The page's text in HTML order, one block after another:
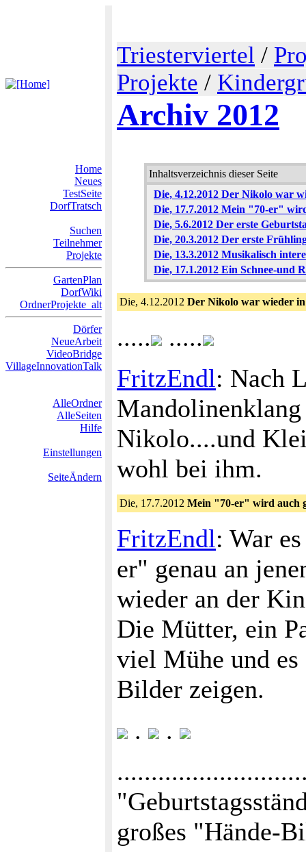
Triesterviertel /
Projekte /
Archiv 2012
Home
Neues
TestSeite
DorfTratsch
Suchen
Teilnehmer
Projekte
GartenPlan
DorfWiki
OrdnerProjekte_alt
Dörfer
NeueArbeit
VideoBridge
VillageInnovationTalk
AlleOrdner
AlleSeiten
Hilfe
Einstellungen
SeiteÄndern
Inhaltsverzeichnis dieser Seite
Die, 4.12.2012 Der Nikolo war
Die, 17.7.2012 Mein "70-er"
Die, 5.6.2012 Der erste
Die, 20.3.2012 Der erste
Die, 13.3.2012 Musikalisch
Die, 17.1.2012 Ein Schnee-
Die, 4.12.2012 Der Nikolo war wieder
.....
.....
FritzEndl: Nach
Mandolinenklang
Nikolo....und
wohl bei ihm.
Die, 17.7.2012 Mein "70-er" wird auch
FritzEndl: War
er" genau an
wieder an der
Die Mütter, ein
viel Mühe und es
Bilder zeigen.
.
.
großes "Hände-